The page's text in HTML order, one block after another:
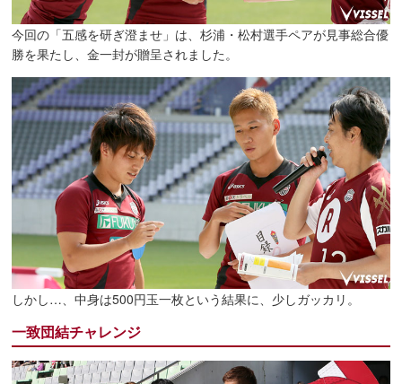
今回の「五感を研ぎ澄ませ」は、杉浦・松村選手ペアが見事総合優
勝を果たし、金一封が贈呈されました。
しかし…、中身は500円玉一枚という結果に、少しガッカリ。
一致団結チャレンジ